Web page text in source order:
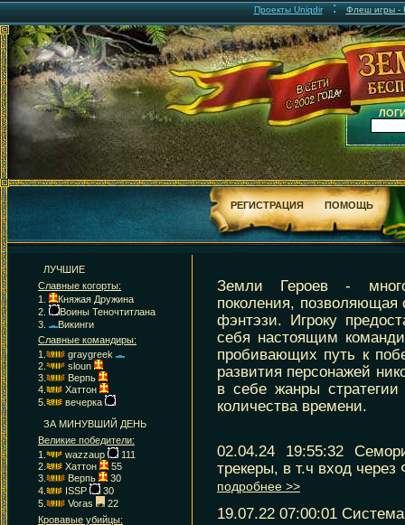
Проекты Uniqdir : Флеш игры -
РЕГИСТРАЦИЯ ПОМОЩЬ